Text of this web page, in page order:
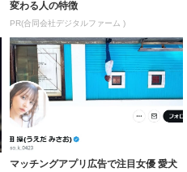
変わる人の特徴
PR(合同会社デジタルファーム )
マッチングアプリ広告で注目女優 愛犬